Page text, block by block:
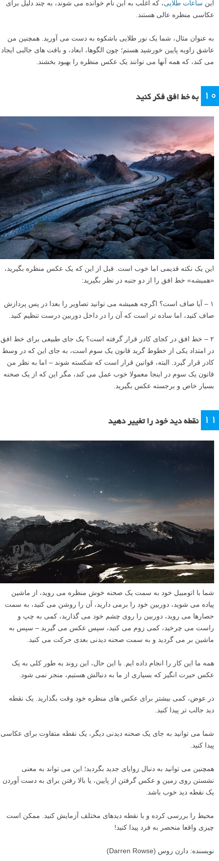
این ساعات طلایی، که اغلب به این نام خوانده می شوند، به چند دلیل برای
عکاسی منظره عالی هستند.
به عنوان مثال، شما یک نور طلایی باشکوه به دست می آورید. همچنین من
عاشق زاویه پایین خورشید هستم؛ چون الگوها، ابعاد، و بافت های جالبی ایجاد
می کند، که همه آنها می توانند یک عکس منظره را بهبود بخشند.
۱۰ به خط افق فکر کنید
این یک نکته قدیمی اما خوب است. قبل از این که یک عکس منظره بگیرید،
«همیشه» خط افق را از دو جنبه در نظر بگیرید:
۱ – آیا صاف است؟ اگرچه همیشه می توانید تصاویر را بعدا در پس پردازش
صاف کنید، اما ساده تر است که آن را در داخل دوربین درست تنظیم کنید.
۲ – خط افق در کجای کادر قرار گرفته است؟ یک جای طبیعی برای خط افق
در امتداد یکی از خطوط گرید قانون یک سوم است، به جای این که در وسط
کادر قرار گیرد. البته، قوانین قرار است که شکسته شوند – اما به نظر من
قانون یک سوم در اینجا معمولا خوب عمل می کند، مگر این که از یک صحنه
بسیار خاص و برجسته عکس بگیرید.
۱۱ نقطه دید خود را تغییر دهید
شما با اتومبیل خود به سمت یک صحنه خوش منظره می روید، از ماشین
پیاده می شوید، دوربین خود را برمی دارید، آن را روشن می کنید، به سمت
حصارها می روید، دوربین را روی چشم خود می گذارید، کمی به چپ و
راست می چرخید، کمی زوم می کنید، سپس عکس می گیرید – سپس به
ماشین بر می گردید و به سمت صحنه دیدنی بعدی حرکت می کنید.
همه ما این کار را انجام داده ایم. با این حال، این روند به طور کلی به یک
عکس حیرت انگیز که بسیاری از ما به دنبالش هستیم، منجر نمی شود.
در عوض، کمی بیشتر برای عکس های منظره خود وقت بگذارید. یک نقطه
دید جالب تر پیدا کنید.
شما می توانید به جای یک صحنه دیدنی دیگر، یک نقطه متفاوت برای عکاسی
پیدا کنید.
همچنین می توانید به دنبال زوایای جدید بگردید؛ این می تواند به معنی
نشستن روی زمین و عکس گرفتن از پایین، یا بالا رفتن برای به دست آوردن
یک نقطه دید خوب باشد.
محیط را بررسی کرده و با نقطه دیدهای مختلف آزمایش کنید. ممکن است
چیزی واقعا منحصر به فرد پیدا کنید!
نویسنده: دارن روس (Darren Rowse)